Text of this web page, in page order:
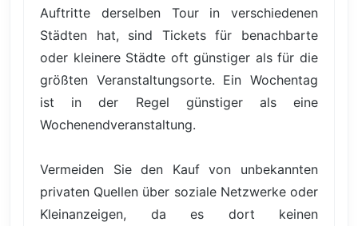
Auftritte derselben Tour in verschiedenen
Städten hat, sind Tickets für benachbarte
oder kleinere Städte oft günstiger als für die
größten Veranstaltungsorte. Ein Wochentag
ist in der Regel günstiger als eine
Wochenendveranstaltung.
Vermeiden Sie den Kauf von unbekannten
privaten Quellen über soziale Netzwerke oder
Kleinanzeigen, da es dort keinen